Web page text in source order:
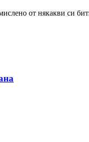
от някакви си